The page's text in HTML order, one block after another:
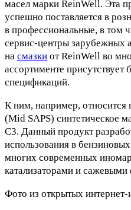
масел марки ReinWell. Эта
успешно поставляется в
в профессиональные, в том
сервис-центры зарубежных
на смазки от ReinWell во
ассортименте
спецификаций.
К ним, например, относится
(Mid SAPS) синтетическое
C3. Данный продукт
использования в
многих современных
катализаторами и сажевыми
Фото из открытых интернет-